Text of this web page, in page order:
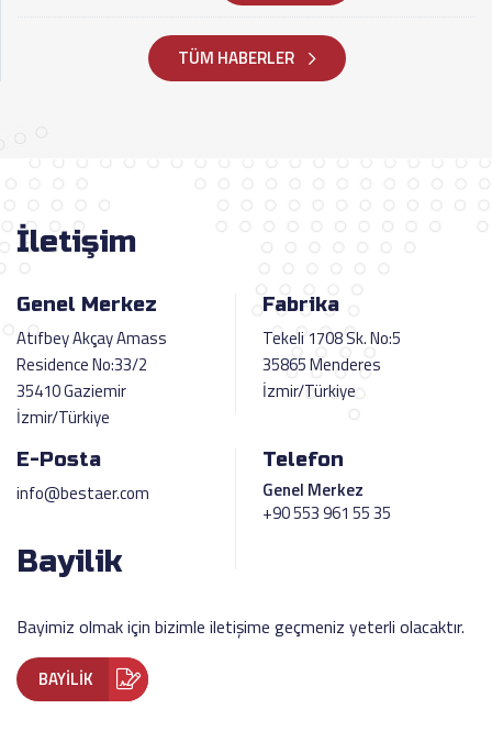
TÜM HABERLER
İletişim
Genel Merkez
Atıfbey Akçay Amass
Residence No:33/2
35410 Gaziemir
İzmir/Türkiye
Fabrika
Tekeli 1708 Sk. No:5
35865 Menderes
İzmir/Türkiye
E-Posta
info@bestaer.com
Telefon
Genel Merkez
+90 553 961 55 35
Bayilik
Bayimiz olmak için bizimle iletişime geçmeniz yeterli olacaktır.
BAYİLİK